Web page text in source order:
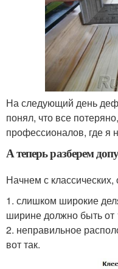
На следующий день
понял, что все
профессионалов, где я
А теперь разберем
Начнем с
1. слишком широкие
ширине должно быть
2. неправильное
вот так.